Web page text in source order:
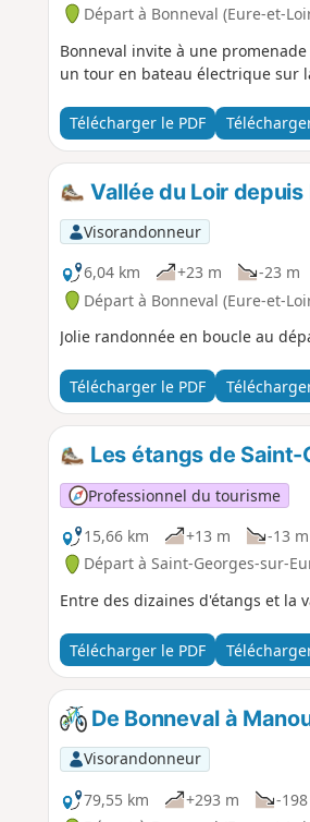
Départ à Bonneval (Eure-et-
Bonneval invite à une
un tour en bateau électrique sur
Télécharger le PDF
Vallée du Loir depuis
Visorandonneur
6,04 km
+23 m -23 m
Départ à Bonneval (Eure-et-
Jolie randonnée en boucle au
Télécharger le PDF
Les étangs de
Professionnel du tourisme
15,66 km
+13 m -13 m
Départ à Saint-Georges-sur-
Entre des dizaines d'étangs et la
Télécharger le PDF
De Bonneval à
Visorandonneur
79,55 km
+293 m -